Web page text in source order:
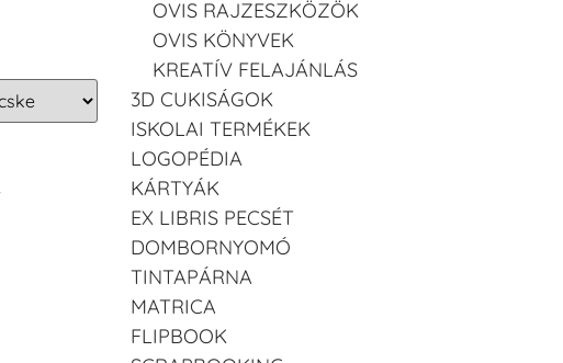
OVIS RAJZESZKÖZÖK
OVIS KÖNYVEK
KREATÍV FELAJÁNLÁS
3D CUKISÁGOK
ISKOLAI TERMÉKEK
LOGOPÉDIA
KÁRTYÁK
EX LIBRIS PECSÉT
DOMBORNYOMÓ
TINTAPÁRNA
MATRICA
FLIPBOOK